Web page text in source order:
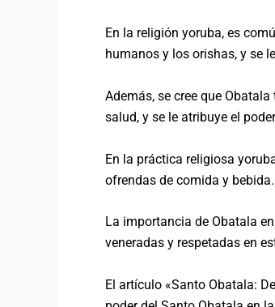
En la religión yoruba, es
humanos y los orishas, y se
Además, se cree que
salud, y se le atribuye el
En la práctica religiosa
ofrendas de comida y
La importancia de Obatala
veneradas y respetadas en
El artículo «Santo Obatala: